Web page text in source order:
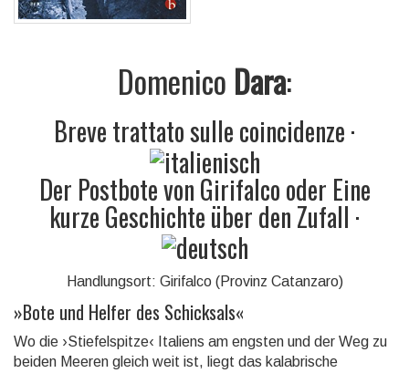
Domenico Dara:
Breve trattato sulle coincidenze·
Der Postbote von Girifalco oder Eine
kurze Geschichte über den Zufall ·
Handlungsort: Girifalco (Provinz Catanzaro)
»Bote und Helfer des Schicksals«
Wo die ›Stiefelspitze‹ Italiens am engsten und der Weg zu
beiden Meeren gleich weit ist, liegt das kalabrische